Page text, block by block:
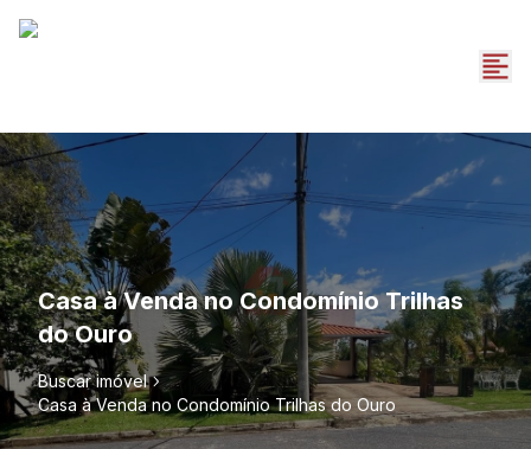
Casa à Venda no Condomínio Trilhas
do Ouro
Buscar imóvel
Casa à Venda no Condomínio Trilhas do Ouro